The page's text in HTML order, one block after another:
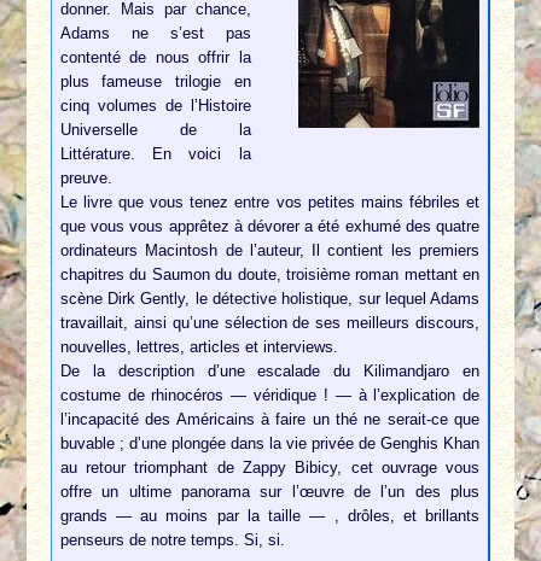
donner. Mais par chance,
Adams ne s’est pas
contenté de nous offrir la
plus fameuse trilogie en
cinq volumes de l’Histoire
Universelle de la
Littérature. En voici la
preuve.
Le livre que vous tenez entre vos petites mains fébriles et
que vous vous apprêtez à dévorer a été exhumé des quatre
ordinateurs Macintosh de l’auteur, Il contient les premiers
chapitres du Saumon du doute, troisième roman mettant en
scène Dirk Gently, le détective holistique, sur lequel Adams
travaillait, ainsi qu’une sélection de ses meilleurs discours,
nouvelles, lettres, articles et interviews.
De la description d’une escalade du Kilimandjaro en
costume de rhinocéros — véridique ! — à l’explication de
l’incapacité des Américains à faire un thé ne serait-ce que
buvable ; d’une plongée dans la vie privée de Genghis Khan
au retour triomphant de Zappy Bibicy, cet ouvrage vous
offre un ultime panorama sur l’œuvre de l’un des plus
grands — au moins par la taille — , drôles, et brillants
penseurs de notre temps. Si, si.